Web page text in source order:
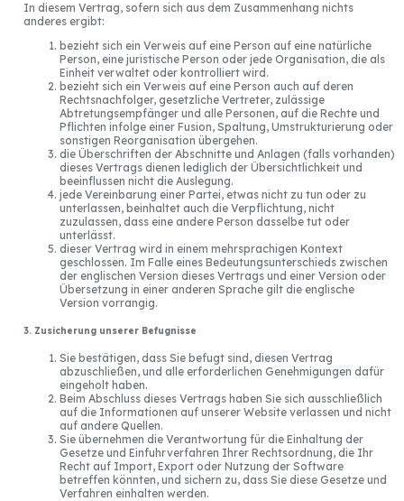
In diesem Vertrag, sofern sich aus dem Zusammenhang nichts
anderes ergibt:
bezieht sich ein Verweis auf eine Person auf eine natürliche
Person, eine juristische Person oder jede Organisation, die als
Einheit verwaltet oder kontrolliert wird.
bezieht sich ein Verweis auf eine Person auch auf deren
Rechtsnachfolger, gesetzliche Vertreter, zulässige
Abtretungsempfänger und alle Personen, auf die Rechte und
Pflichten infolge einer Fusion, Spaltung, Umstrukturierung oder
sonstigen Reorganisation übergehen.
die Überschriften der Abschnitte und Anlagen (falls vorhanden)
dieses Vertrags dienen lediglich der Übersichtlichkeit und
beeinflussen nicht die Auslegung.
jede Vereinbarung einer Partei, etwas nicht zu tun oder zu
unterlassen, beinhaltet auch die Verpflichtung, nicht
zuzulassen, dass eine andere Person dasselbe tut oder
unterlässt.
dieser Vertrag wird in einem mehrsprachigen Kontext
geschlossen. Im Falle eines Bedeutungsunterschieds zwischen
der englischen Version dieses Vertrags und einer Version oder
Übersetzung in einer anderen Sprache gilt die englische
Version vorrangig.
3. Zusicherung unserer Befugnisse
Sie bestätigen, dass Sie befugt sind, diesen Vertrag
abzuschließen, und alle erforderlichen Genehmigungen dafür
eingeholt haben.
Beim Abschluss dieses Vertrags haben Sie sich ausschließlich
auf die Informationen auf unserer Website verlassen und nicht
auf andere Quellen.
Sie übernehmen die Verantwortung für die Einhaltung der
Gesetze und Einfuhrverfahren Ihrer Rechtsordnung, die Ihr
Recht auf Import, Export oder Nutzung der Software
betreffen könnten, und sichern zu, dass Sie diese Gesetze und
Verfahren einhalten werden.